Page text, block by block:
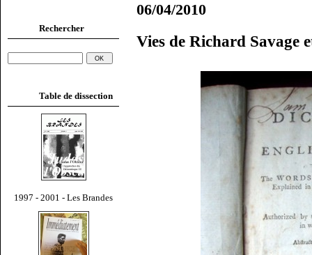
Rechercher
Table de dissection
1997 - 2001 - Les Brandes
06/04/2010
Vies de Richard Savage